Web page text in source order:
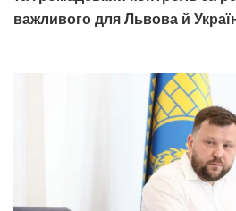
важливого для Львова й